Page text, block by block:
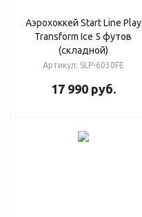
Аэрохоккей Start Line Play
Transform Ice 5 футов
(складной)
Артикул: SLP-6030FE
17 990руб.